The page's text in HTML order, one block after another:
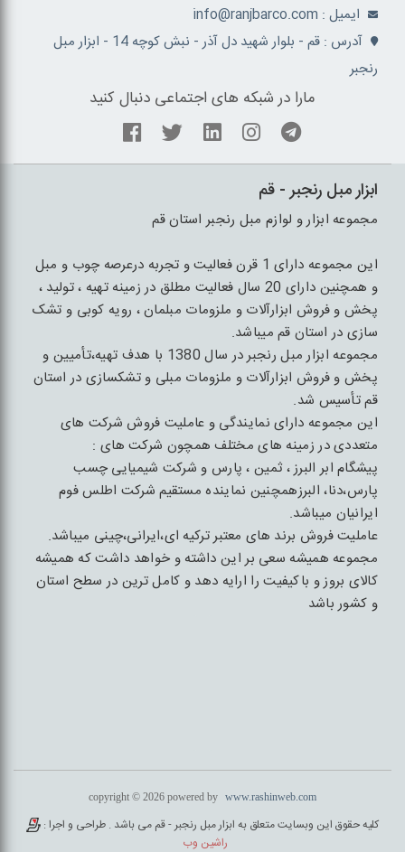
ايميل : info@ranjbarco.com
آدرس : قم - بلوار شهید دل آذر - نبش کوچه 14 - ابزار مبل
رنجبر
مارا در شبکه های اجتماعی دنبال کنید
ابزار مبل رنجبر - قم
مجموعه ابزار و لوازم مبل رنجبر استان قم
این مجموعه دارای 1 قرن فعالیت و تجربه درعرصه چوب و مبل
و همچنین دارای 20 سال فعالیت مطلق در زمینه تهیه ، تولید ،
پخش و فروش ابزارآلات و ملزومات مبلمان ، رویه کوبی و تشک
سازی در استان قم میباشد.
مجموعه ابزار مبل رنجبر در سال 1380 با هدف تهیه،تأمیین و
پخش و فروش ابزارآلات و ملزومات مبلی و تشکسازی در استان
قم تأسیس شد.
این مجموعه دارای نمایندگی و عاملیت فروش شرکت های
متعددی در زمینه های مختلف همچون شرکت های :
پیشگام ابر البرز ، ثمین ، پارس و شرکت شیمیایی چسب
پارس،دنا، البرزهمچنین نماینده مستقیم شرکت اطلس فوم
ایرانیان میباشد.
عاملیت فروش برند های معتبر ترکیه ای،ایرانی،چینی میباشد.
مجموعه همیشه سعی بر این داشته و خواهد داشت که همیشه
کالای بروز و باکیفیت را ارایه دهد و کامل ترین در سطح استان
و کشور باشد
copyright © 2026 powered by www.rashinweb.com
کلیه حقوق این وبسایت متعلق به ابزار مبل رنجبر - قم می باشد . طراحی و اجرا :
راشین وب